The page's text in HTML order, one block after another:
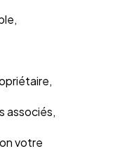
associés,
votre